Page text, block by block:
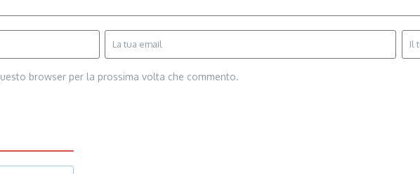
browser per la prossima volta che commento.